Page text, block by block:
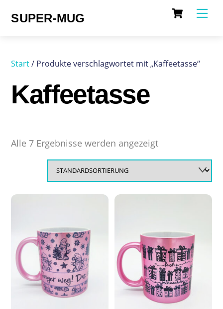
Cart
SUPER-MUG
Start/ Produkte verschlagwortet mit „Kaffeetasse“
Kaffeetasse
Alle 7 Ergebnisse werden angezeigt